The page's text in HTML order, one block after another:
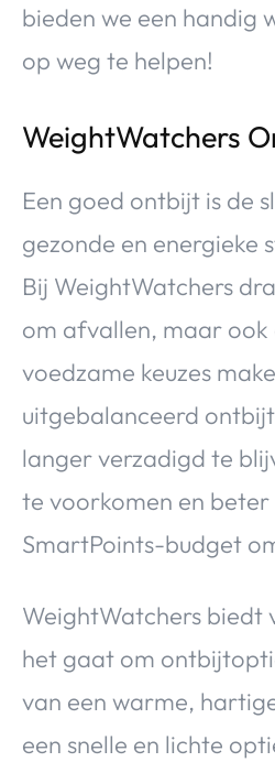
bieden we een handig
op weg te helpen!
WeightWatchers
Een goed ontbijt is de
gezonde en energieke
Bij WeightWatchers
om afvallen, maar ook
voedzame keuzes
uitgebalanceerd
langer verzadigd te
te voorkomen en beter
SmartPoints-budget
WeightWatchers biedt
het gaat om
van een warme,
een snelle en lichte